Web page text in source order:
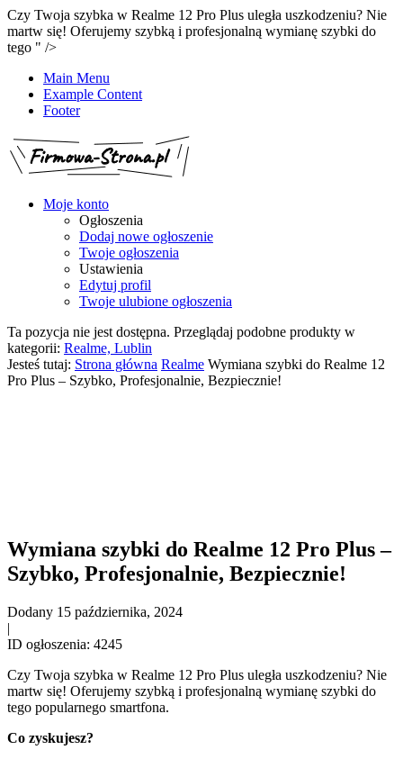
Czy Twoja szybka w Realme 12 Pro Plus uległa uszkodzeniu? Nie
martw się! Oferujemy szybką i profesjonalną wymianę szybki do
tego " />
Main Menu
Example Content
Footer
Moje konto
Ogłoszenia
Dodaj nowe ogłoszenie
Twoje ogłoszenia
Ustawienia
Edytuj profil
Twoje ulubione ogłoszenia
Ta pozycja nie jest dostępna. Przeglądaj podobne produkty w
kategorii: Realme, Lublin
Jesteś tutaj: Strona główna Realme Wymiana szybki do Realme 12
Pro Plus – Szybko, Profesjonalnie, Bezpiecznie!
Wymiana szybki do Realme 12 Pro Plus –
Szybko, Profesjonalnie, Bezpiecznie!
Dodany 15 października, 2024
|
ID ogłoszenia: 4245
Czy Twoja szybka w Realme 12 Pro Plus uległa uszkodzeniu? Nie
martw się! Oferujemy szybką i profesjonalną wymianę szybki do
tego popularnego smartfona.
Co zyskujesz?